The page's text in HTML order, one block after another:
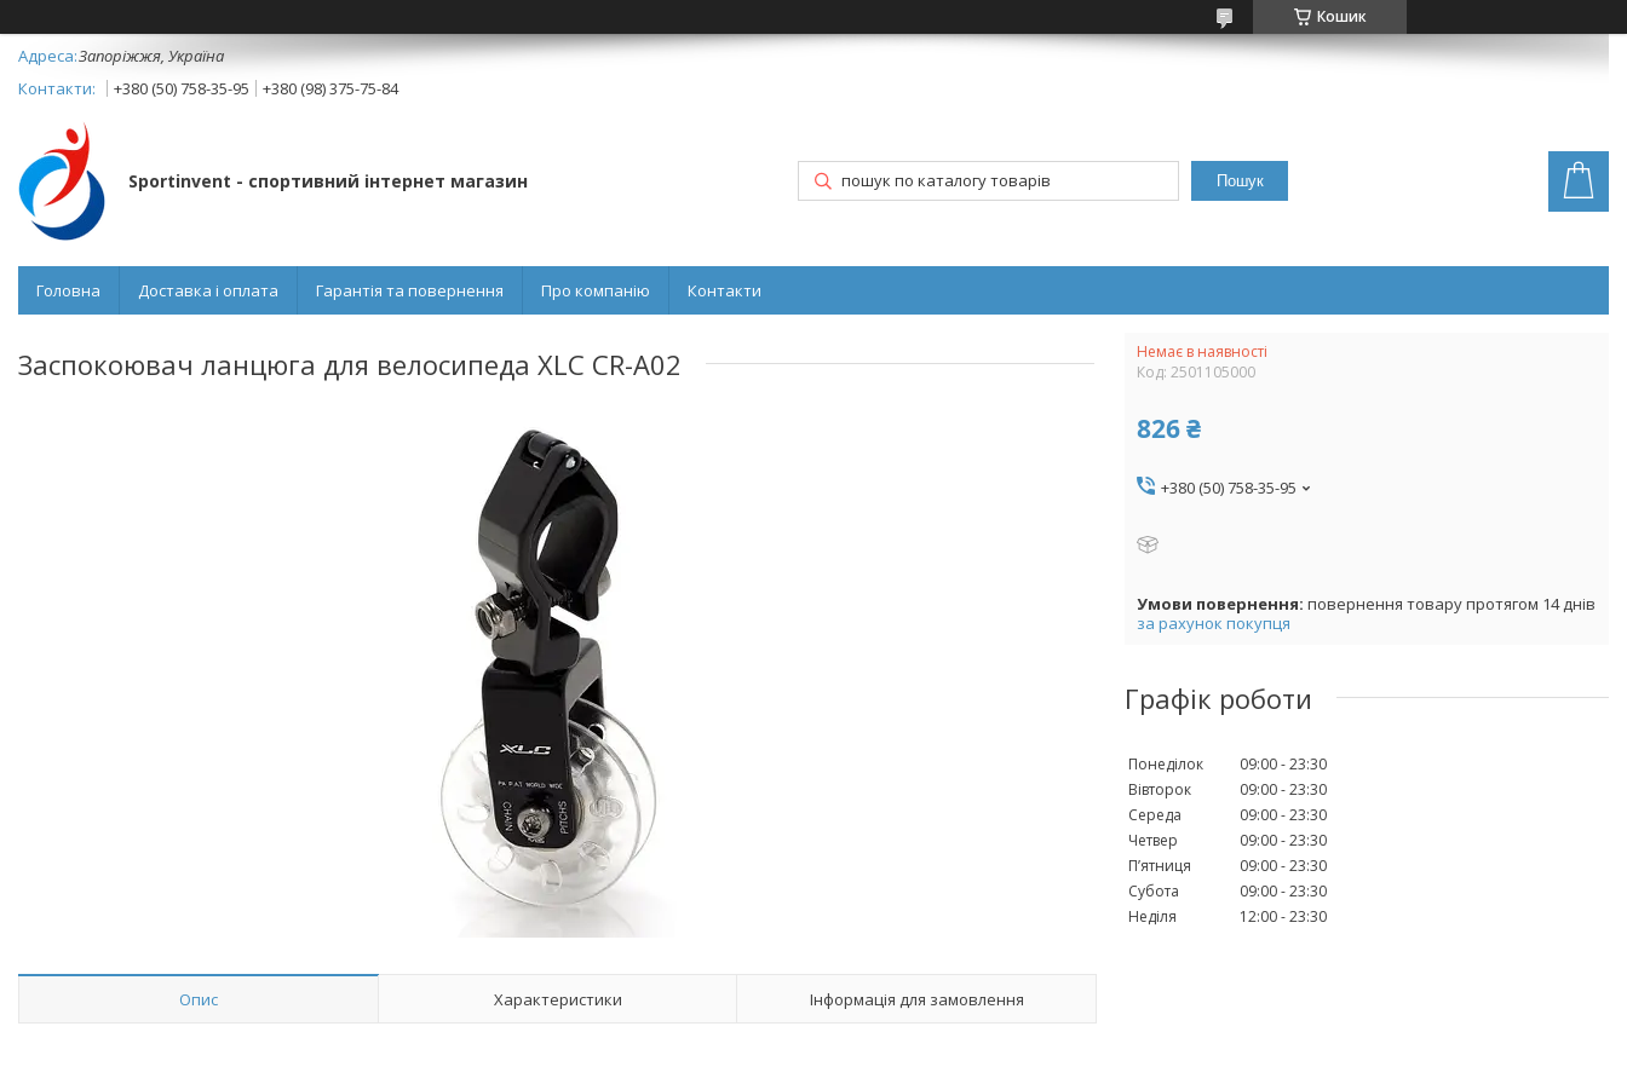
Кошик
Запоріжжя, Україна
+380 (50) 758-35-95
+380 (98) 375-75-84
Sportinvent - спортивний інтернет магазин Пошук
Головна Доставка і оплата Гарантія та повернення Про компанію Контакти
Заспокоювач ланцюга для велосипеда XLC CR-A02
Опис Характеристики Інформація для замовлення
Немає в наявності
Код: 2501105000
826 ₴
+380 (50) 758-35-95
повернення товару протягом 14 днів
за рахунок покупця
Графік роботи
Понеділок 09:00 23:30
Вівторок
09:00 23:30
Середа
09:00 23:30
Четвер
09:00 23:30
Пʼятниця
09:00 23:30
Субота
09:00 23:30
Неділя
12:00 23:30